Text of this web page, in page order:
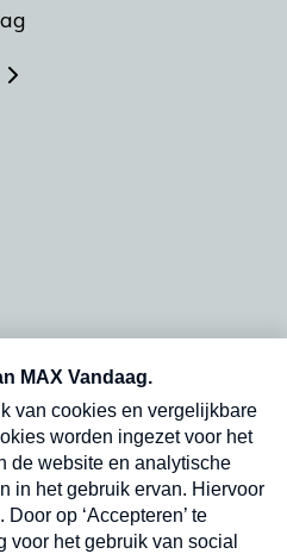
en dinsdagochtend in
Verzend